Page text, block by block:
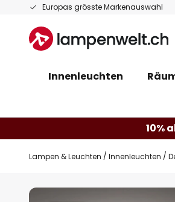
Europas grösste Markenauswahl
Zum
springen
Innenleuchten
10%
Lampen & Leuchten Innenleuchten
Zum